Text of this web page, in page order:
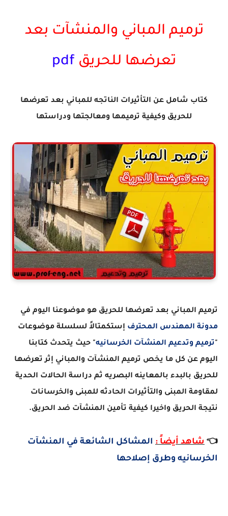
ترميم المباني والمنشآت بعد
تعرضها للحريق pdf
كتاب شامل عن التأثيرات الناتجه للمباني بعد تعرضها
للحريق وكيفية ترميمها ومعالجتها ودراستها
ترميم المباني بعد تعرضها للحريق هو موضوعنا اليوم في
مدونة المهندس المحترف إستكمتالاً لسلسلة موضوعات
"ترميم وتدعيم المنشآت الخرسانيه" حيث يتحدث كتابنا
اليوم عن كل ما يخص ترميم المنشآت والمباني إثر تعرضها
للحريق بالبدء بالمعاينه البصريه ثم دراسة الحالات الحدية
لمقاومة المبنى والتأثيرات الحادثه للمبنى والخرسانات
نتيجة الحريق واخيرا كيفية تأمين المنشآت ضد الحريق.
👈 شاهد أيضاً : المشاكل الشائعة في المنشآت
الخرسانيه وطرق إصلاحها